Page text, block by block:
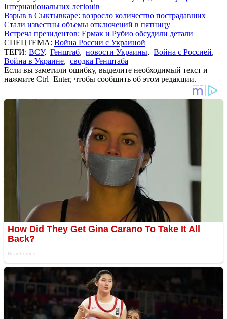
Інтернаціональних легіонів
Взрыв в Сыктывкаре: возросло количество пострадавших
Стали известны объемы отключений в пятницу
Встреча президентов: Ермак и Рубио обсудили детали
СПЕЦТЕМА: Война России с Украиной
ТЕГИ: ВСУ, Генштаб, новости Украины, Война с Россией,
Война в Украине, сводка Генштаба
Если вы заметили ошибку, выделите необходимый текст и
нажмите Ctrl+Enter, чтобы сообщить об этом редакции.